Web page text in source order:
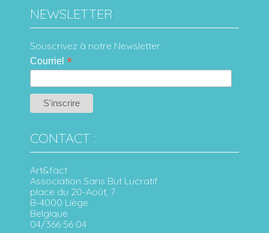
NEWSLETTER :
Souscrivez à notre Newsletter
Courriel*
CONTACT :
Art&fact
Association Sans But Lucratif
place du 20-Août, 7
B-4000 Liège
Belgique
04/366 56 04